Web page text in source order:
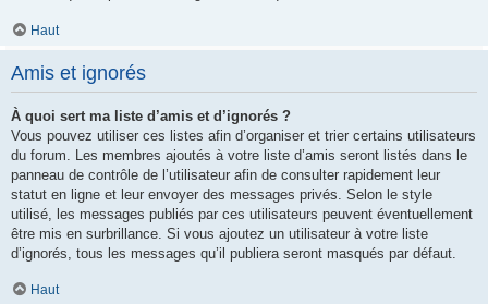
Haut
Amis et ignorés
À quoi sert ma liste d’amis et d’ignorés ?
Vous pouvez utiliser ces listes afin d’organiser et trier certains utilisateurs
du forum. Les membres ajoutés à votre liste d’amis seront listés dans le
panneau de contrôle de l’utilisateur afin de consulter rapidement leur
statut en ligne et leur envoyer des messages privés. Selon le style
utilisé, les messages publiés par ces utilisateurs peuvent éventuellement
être mis en surbrillance. Si vous ajoutez un utilisateur à votre liste
d’ignorés, tous les messages qu’il publiera seront masqués par défaut.
Haut